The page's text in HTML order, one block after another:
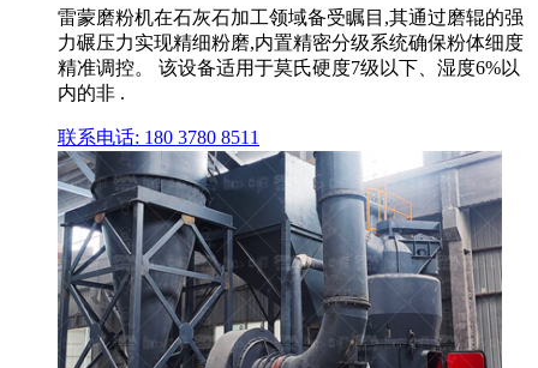
雷蒙磨粉机在石灰石加工领域备受瞩目,其通过磨辊的强
力碾压力实现精细粉磨,内置精密分级系统确保粉体细度
精准调控。 该设备适用于莫氏硬度7级以下、湿度6%以
内的非 .
联系电话: 180 3780 8511